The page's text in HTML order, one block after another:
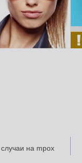
на mpox